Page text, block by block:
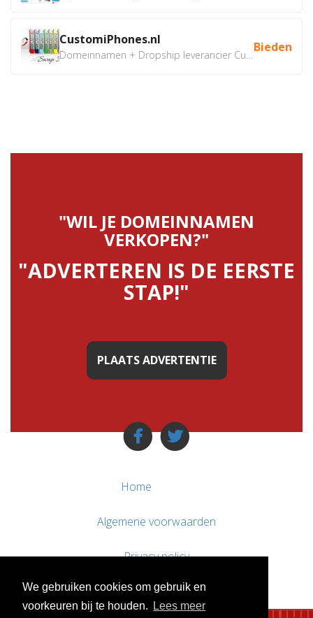
We gebruiken cookies om gebruik en
voorkeuren bij te houden.
Lees meer
CustomiPhones.nl Bieden
"WIL JE DOMEINNAMEN
VERKOPEN?"
"ADVERTEREN IS DE EERSTE
STAP!"
PLAATS ADVERTENTIE
Home
Algemene voorwaarden
Privacy policy
Contact / Support